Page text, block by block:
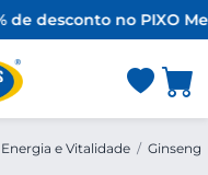
de desconto no PIXO
Energia e Vitalidade / Ginseng